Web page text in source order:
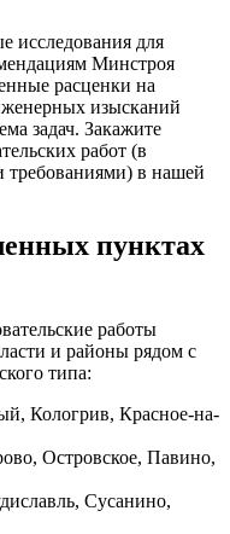
исследования для
Минстроя
расценки на
изысканий
задач. Закажите
работ (в
требованиями) в нашей
пунктах
работы
и районы рядом с
типа:
Кологрив, Красное-на-
Островское, Павино,
Сусанино,